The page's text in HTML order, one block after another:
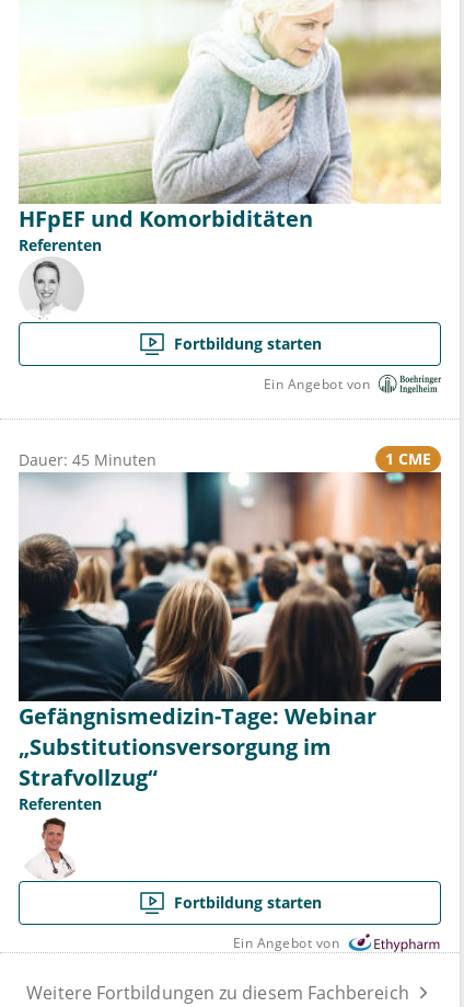
HFpEF und Komorbiditäten
Referenten
Fortbildung starten
Ein Angebot von
Dauer: 45 Minuten 1 CME
Gefängnismedizin-Tage: Webinar
„Substitutionsversorgung im
Strafvollzug“
Referenten
Fortbildung starten
Ein Angebot von
Weitere Fortbildungen zu diesem Fachbereich